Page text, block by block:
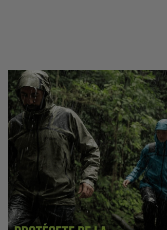
Hiking collection